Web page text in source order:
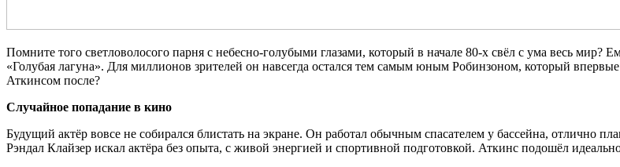
Помните того светловолосого парня с небесно-голубыми глазами, который в начале 80-х свёл с ума весь мир?
«Голубая лагуна». Для миллионов зрителей он навсегда остался тем самым юным Робинзоном, который
Аткинсом после?
Случайное попадание в кино
Будущий актёр вовсе не собирался блистать на экране. Он работал обычным спасателем у бассейна, отлично
Рэндал Клайзер искал актёра без опыта, с живой энергией и спортивной подготовкой. Аткинс подошёл